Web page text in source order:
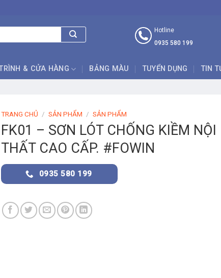
Hotline
0935 580 199
& CỬA HÀNG BẢNG MÀU TUYỂN DỤNG TIN
TRANG CHỦ / SẢN PHẨM / SẢN PHẨM
FK01 – SƠN LÓT CHỐNG KIỀM NỘI
THẤT CAO CẤP. #FOWIN
0935 580 199